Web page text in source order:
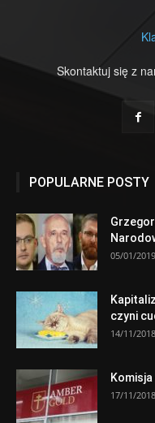
Skontaktuj się z
POPULARNE POSTY
05/01/2019
czyni
14/11/2018
17/11/2018